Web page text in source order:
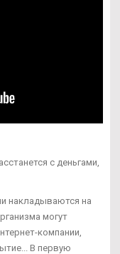
с деньгами,
накладываются на
могут
компании,
В первую